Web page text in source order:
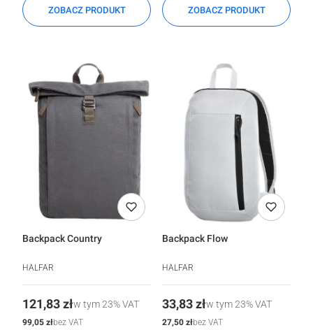
ZOBACZ PRODUKT ZOBACZ PRODUKT
Backpack Country
HALFAR
Cena
121,83 złw tym23%VAT
Cena
99,05 złbez VAT
Backpack Flow
HALFAR
Cena
33,83 złw tym23%VAT
Cena
27,50 złbez VAT